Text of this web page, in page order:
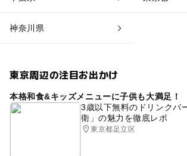
神奈川県
東京周辺の注目お出かけ
本格和食&キッズメニューに子供も大満足！
3歳以下無料のドリンクバ
衛」の魅力を徹底レポ
東京都足立区